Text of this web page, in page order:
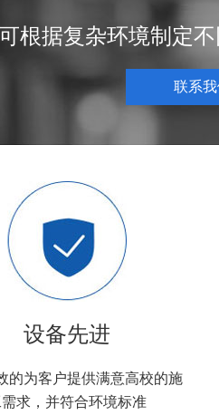
根据复杂环境制定
联系
设备先进
的为客户提供满意高校的施
求，并符合环境标准